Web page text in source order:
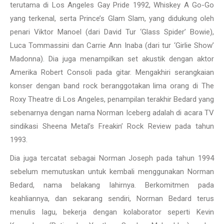
terutama di Los Angeles Gay Pride 1992, Whiskey A Go-Go
yang terkenal, serta Prince’s Glam Slam, yang didukung oleh
penari Viktor Manoel (dari David Tur ‘Glass Spider’ Bowie),
Luca Tommassini dan Carrie Ann Inaba (dari tur ‘Girlie Show’
Madonna). Dia juga menampilkan set akustik dengan aktor
Amerika Robert Consoli pada gitar. Mengakhiri serangkaian
konser dengan band rock beranggotakan lima orang di The
Roxy Theatre di Los Angeles, penampilan terakhir Bedard yang
sebenarnya dengan nama Norman Iceberg adalah di acara TV
sindikasi Sheena Metal’s Freakin’ Rock Review pada tahun
1993.
Dia juga tercatat sebagai Norman Joseph pada tahun 1994
sebelum memutuskan untuk kembali menggunakan Norman
Bedard, nama belakang lahirnya. Berkomitmen pada
keahliannya, dan sekarang sendiri, Norman Bedard terus
menulis lagu, bekerja dengan kolaborator seperti Kevin